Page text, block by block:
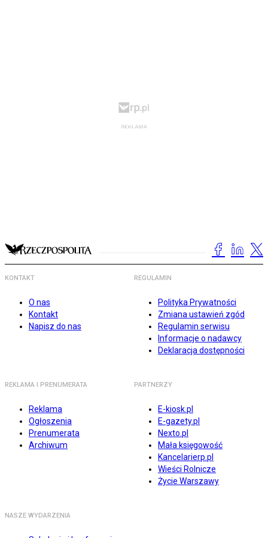
KONTAKT
O nas
Kontakt
Napisz do nas
REGULAMIN
Polityka Prywatności
Zmiana ustawień zgód
Regulamin serwisu
Informacje o nadawcy
Deklaracja dostępności
REKLAMA I PRENUMERATA
Reklama
Ogłoszenia
Prenumerata
Archiwum
PARTNERZY
E-kiosk.pl
E-gazety.pl
Nexto.pl
Mała księgowość
Kancelarierp.pl
Wieści Rolnicze
Życie Warszawy
NASZE WYDARZENIA